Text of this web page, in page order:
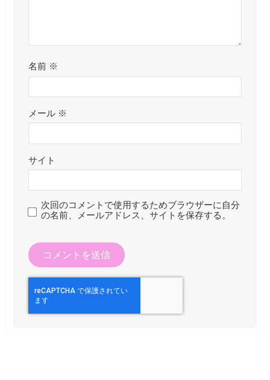
名前 ※
メール ※
サイト
次回のコメントで使用するためブラウザーに自分
の名前、メールアドレス、サイトを保存する。